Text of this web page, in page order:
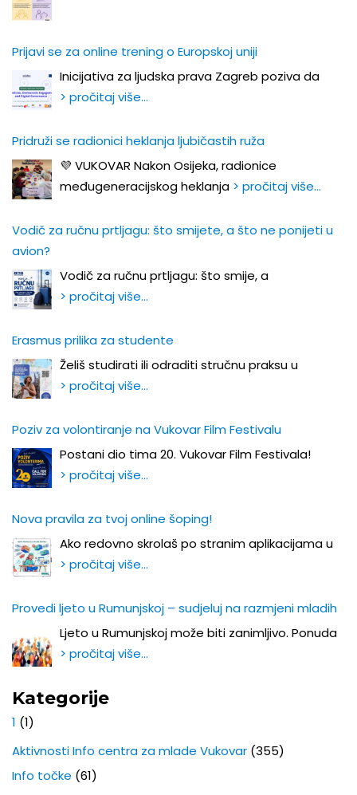
Prijavi se za online trening o Europskoj uniji
Inicijativa za ljudska prava Zagreb poziva da
> pročitaj više…
Pridruži se radionici heklanja ljubičastih ruža
💜 VUKOVAR Nakon Osijeka, radionice
međugeneracijskog heklanja > pročitaj više…
Vodič za ručnu prtljagu: što smijete, a što ne ponijeti u
avion?
Vodič za ručnu prtljagu: što smije, a
> pročitaj više…
Erasmus prilika za studente
Želiš studirati ili odraditi stručnu praksu u
> pročitaj više…
Poziv za volontiranje na Vukovar Film Festivalu
Postani dio tima 20. Vukovar Film Festivala!
> pročitaj više…
Nova pravila za tvoj online šoping!
Ako redovno skrolaš po stranim aplikacijama u
> pročitaj više…
Provedi ljeto u Rumunjskoj – sudjeluj na razmjeni mladih
Ljeto u Rumunjskoj može biti zanimljivo. Ponuda
> pročitaj više…
Kategorije
1 (1)
Aktivnosti Info centra za mlade Vukovar (355)
Info točke (61)